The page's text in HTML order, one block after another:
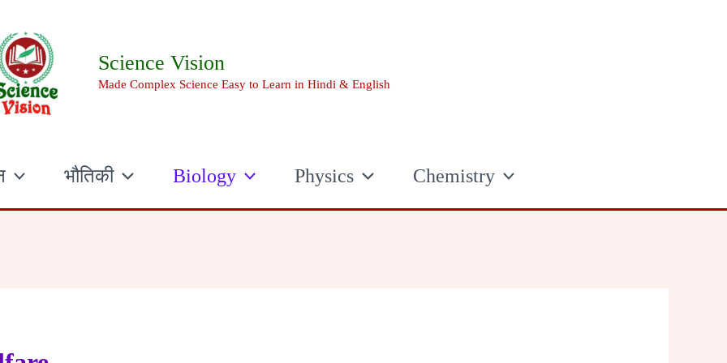
Science Vision
Made Complex Science Easy to Learn in Hindi & English
भौतिकी Biology Physics Chemistry